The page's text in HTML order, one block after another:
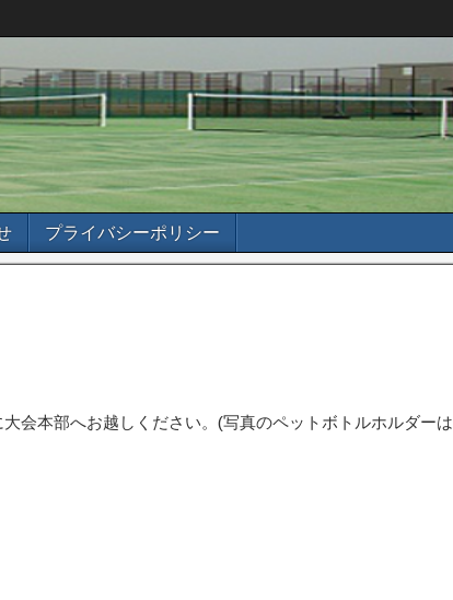
プライバシーポリシー
会本部へお越しください。(写真のペットボトルホルダーは